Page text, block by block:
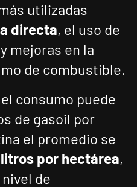
utilizadas
directa, el uso de
mejoras en la
de combustible.
consumo puede
de gasoil por
el promedio se
por hectárea,
de